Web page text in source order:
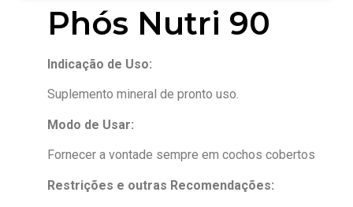
Phós Nutri 90
Indicação de Uso:
Suplemento mineral de pronto uso.
Modo de Usar:
Fornecer a vontade sempre em cochos cobertos
Restrições e outras Recomendações: